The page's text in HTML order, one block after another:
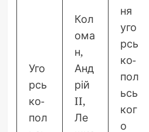
Уго
рсь
ко-
пол
Кол
ома
н,
Анд
рій
II,
Ле
ня
уго
рсь
ко-
пол
ьсь
ког
о